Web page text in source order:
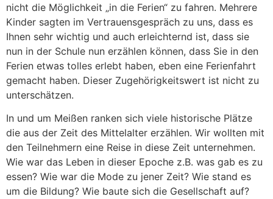
nicht die Möglichkeit „in die Ferien“ zu fahren. Mehrere
Kinder sagten im Vertrauensgespräch zu uns, dass es
Ihnen sehr wichtig und auch erleichternd ist, dass sie
nun in der Schule nun erzählen können, dass Sie in den
Ferien etwas tolles erlebt haben, eben eine Ferienfahrt
gemacht haben. Dieser Zugehörigkeitswert ist nicht zu
unterschätzen.
In und um Meißen ranken sich viele historische Plätze
die aus der Zeit des Mittelalter erzählen. Wir wollten mit
den Teilnehmern eine Reise in diese Zeit unternehmen.
Wie war das Leben in dieser Epoche z.B. was gab es zu
essen? Wie war die Mode zu jener Zeit? Wie stand es
um die Bildung? Wie baute sich die Gesellschaft auf?